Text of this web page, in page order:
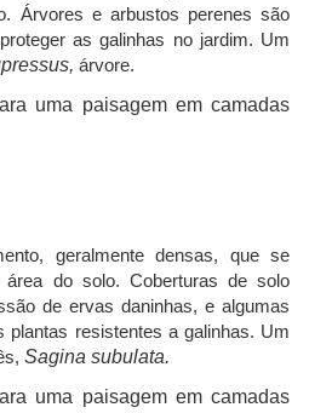
Árvores e arbustos perenes são
as galinhas no jardim. Um
árvore.
geralmente densas, que se
do solo. Coberturas de solo
de ervas daninhas, e algumas
plantas resistentes a galinhas. Um
Sagina subulata.